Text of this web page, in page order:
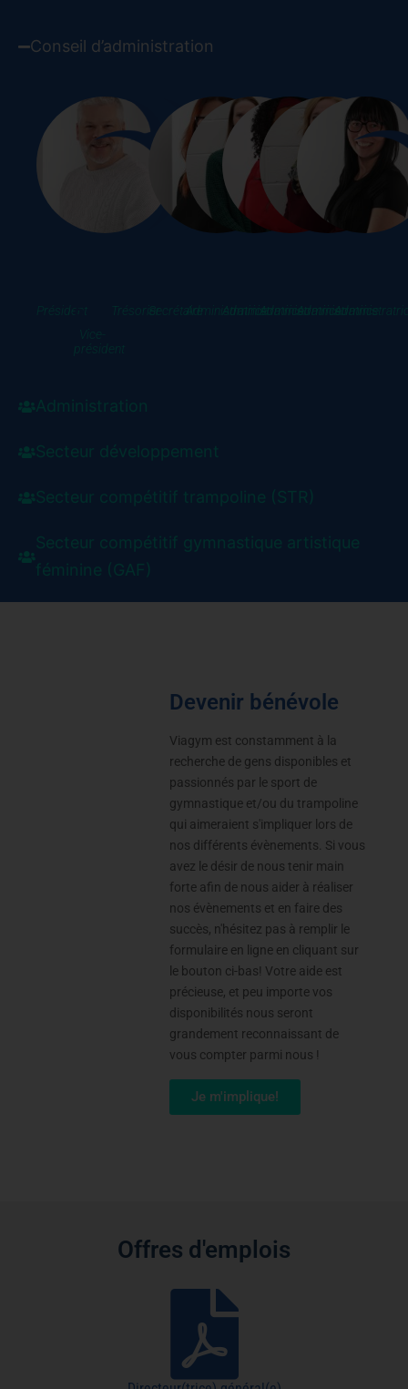
Conseil d’administration
PrésidentBoudrias
Vice-
président
TrésorierSecrétaireAdministratrice
Administratrice
Administratrice
Administratrice
Administration
Secteur développement
Secteur compétitif trampoline (STR)
Secteur compétitif gymnastique artistique
féminine (GAF)​
Devenir bénévole
Viagym est constamment à la
recherche de gens disponibles et
passionnés par le sport de
gymnastique et/ou du trampoline
qui aimeraient s'impliquer lors de
nos différents évènements. Si vous
avez le désir de nous tenir main
forte afin de nous aider à réaliser
nos évènements et en faire des
succès, n'hésitez pas à remplir le
formulaire en ligne en cliquant sur
le bouton ci-bas! Votre aide est
précieuse, et peu importe vos
disponibilités nous seront
grandement reconnaissant de
vous compter parmi nous !
Je m'implique!
Offres d'emplois